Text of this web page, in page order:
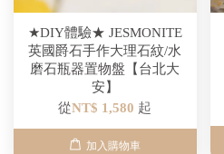
★DIY體驗★ JESMONITE
英國爵石手作大理石紋/水
磨石瓶器置物盤【台北大
安】
從NT$ 1,580 起
加入購物車